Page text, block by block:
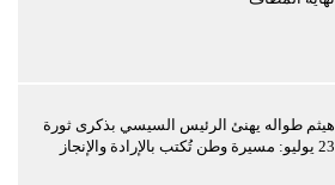
هيثم طواله يهنئ الرئيس السيسي بذكرى ثورة
23 يوليو: مسيرة وطن تُكتب بالإرادة والإنجاز